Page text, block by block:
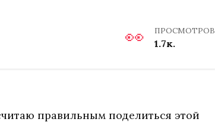
ПРОСМОТРОВ
1.7к.
правильным поделиться этой